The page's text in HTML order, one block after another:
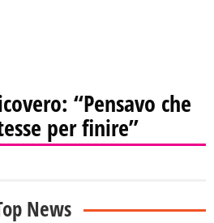
“Pensavo che
per finire”
News